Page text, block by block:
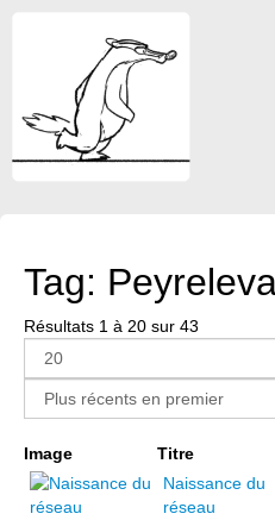
Tag:
Résultats 1 à 20 sur 43
Image Titre
Naissance du
réseau